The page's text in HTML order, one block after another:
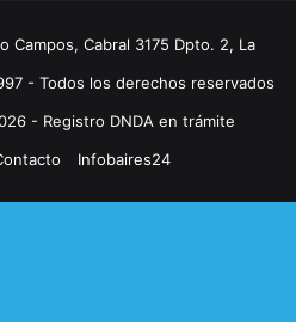
Campos, Cabral 3175 Dpto. 2, La
- Todos los derechos reservados
- Registro DNDA en trámite
Infobaires24